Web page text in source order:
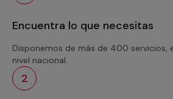
Encuentra lo que necesitas
Disponemos de más de 400 servicios,
nivel nacional.
2